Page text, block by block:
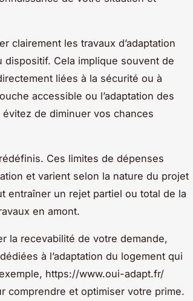
clairement les travaux d’adaptation
Cela implique souvent de
liées à la sécurité ou à
accessible ou l’adaptation des
de diminuer vos chances
Ces limites de dépenses
et varient selon la nature du projet
entraîner un rejet partiel ou total de la
en amont.
la recevabilité de votre demande,
à l’adaptation du logement qui
https://www.oui-adapt.fr/
comprendre et optimiser votre prime.